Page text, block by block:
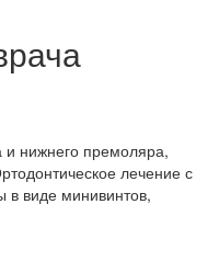
и нижнего премоляра,
лечение с
в виде минивинтов,